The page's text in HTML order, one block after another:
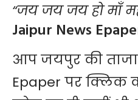
“जय जय जय हो माँ
Jaipur News
आप जयपुर की
Epaper पर क्लिक